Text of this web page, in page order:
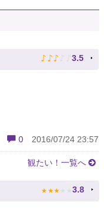
♪ ♪ ♪ ♪ ♪ 3.5
0 2016/07/24 23:57
観たい！一覧へ
★ ★ ★ ★ ★ 3.8